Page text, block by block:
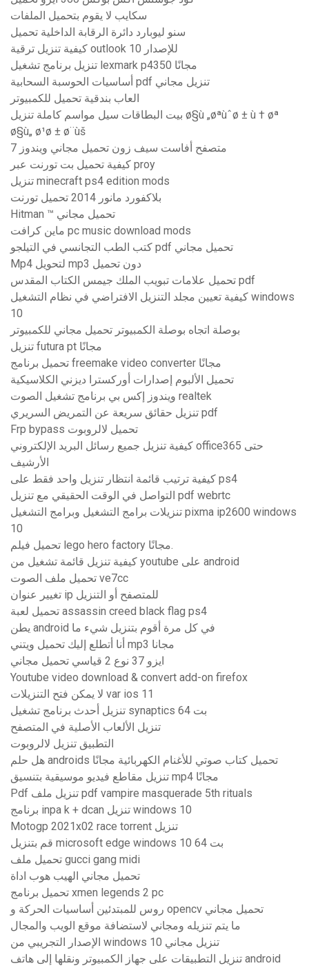
سكايب لا يقوم بتحميل الملفات
سنو ليوبارد دائرة الرقابة الداخلية تحميل
كيفية تنزيل ترقية outlook للإصدار 10
تنزيل برنامج تشغيل lexmark p4350 مجانًا
أساسيات الحوسبة السحابية pdf تنزيل مجاني
العاب بندقية تحميل للكمبيوتر
بيت البطاقات سيل مواسم كاملة تنزيل ø§ù „øªùˆø ± ù † øª
ø§ù„ ø¹ø ± ø¨ùš
متصفح أفاست سيف زون تحميل مجاني ويندوز 7
كيفية تحميل بت تورنت عبر proy
تنزيل minecraft ps4 edition mods
بلاكفورد مانور 2014 تحميل تورنت
Hitman ™ تحميل مجاني
ماين كرافت pc music download mods
كتب الطب التجانسي في التيلجو pdf تحميل مجاني
Mp4 لتحويل mp3 دون تحميل
تحميل علامات تبويب الملك جيمس الكتاب المقدس pdf
كيفية تعيين مجلد التنزيل الافتراضي في نظام التشغيل windows
10
بوصلة اتجاه بوصلة الكمبيوتر تحميل مجاني للكمبيوتر
تنزيل futura pt مجانًا
تحميل برنامج freemake video converter مجانًا
تحميل الألبوم إصدارات أوركسترا ديزني الكلاسيكية
ويندوز إكس بي برنامج تشغيل الصوت realtek
تنزيل حقائق سريعة عن التمريض السريري pdf
Frp bypass تحميل لالروبوت
كيفية تنزيل جميع رسائل البريد الإلكتروني office365 حتى
الأرشيف
كيفية ترتيب قائمة انتظار تنزيل واحد فقط على ps4
التواصل في الوقت الحقيقي مع تنزيل pdf webrtc
تنزيلات برامج التشغيل وبرامج التشغيل pixma ip2600 windows
10
تحميل فيلم lego hero factory مجانًا.
كيفية تنزيل قائمة تشغيل من youtube على android
تحميل ملف الصوت ve7cc
تغيير عنوان ip للمتصفح أو التنزيل
تحميل لعبة assassin creed black flag ps4
يطن android في كل مرة أقوم بتنزيل شيء ما
أنا أتطلع إليك تحميل ويتني mp3 مجانا
ايزو 37 نوع 2 قياسي تحميل مجاني
Youtube video download & convert add-on firefox
لا يمكن فتح التنزيلات var ios 11
تنزيل أحدث برنامج تشغيل synaptics 64 بت
تنزيل الألعاب الأصلية في المتصفح
التطبيق تنزيل لالروبوت
هل حلم androids تحميل كتاب صوتي للأغنام الكهربائية مجانًا
تنزيل مقاطع فيديو موسيقية بتنسيق mp4 مجانًا
Pdf تنزيل ملف pdf vampire masquerade 5th rituals
برنامج inpa k + dcan تنزيل windows 10
Motogp 2021x02 race torrent تنزيل
قم بتنزيل microsoft edge windows 10 64 بت
تحميل ملف gucci gang midi
تحميل مجاني الهيب هوب اداة
تحميل برنامج xmen legends 2 pc
روس للمبتدئين أساسيات الحركة و opencv تحميل مجاني
ما يتم تنزيله ومجاني لاستضافة موقع الويب والمجال
الإصدار التجريبي من windows 10 تنزيل مجاني
تنزيل التطبيقات على جهاز الكمبيوتر ونقلها إلى هاتف android